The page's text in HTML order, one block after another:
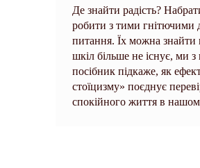
Де знайти радість?
робити з тими гнітючими
питання. Їх можна
шкіл більше не існує, ми
посібник підкаже, як
стоїцизму» поєднує
спокійного життя в